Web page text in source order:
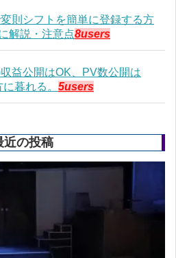
則シフトを簡単に登録する方
解説・注意点8users
益公開はOK、PV数公開は
暮れる。 5users
近の投稿